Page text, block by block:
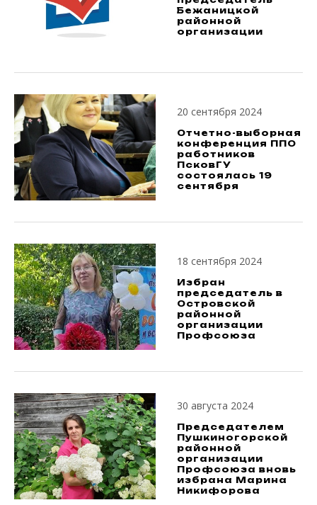
Бежаницкой
районной
организации
20 сентября 2024
Отчетно-выборная
конференция ППО
работников
ПсковГУ
состоялась 19
сентября
18 сентября 2024
Избран
председатель в
Островской
районной
организации
Профсоюза
30 августа 2024
Председателем
Пушкиногорской
районной
организации
Профсоюза вновь
избрана Марина
Никифорова